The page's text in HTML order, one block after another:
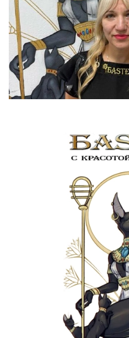
Для девочек: ровный срез,
асимметрия.
Универсальные: короткие
многослойность для объёма.
Креативные: фигурные
(безаммиачными
800 р
1 000 р
Женская: 1 700